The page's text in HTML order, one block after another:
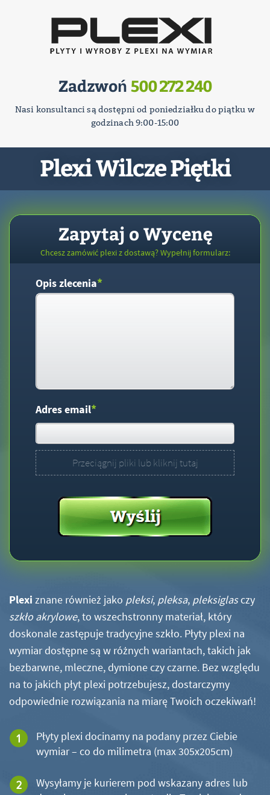
Zadzwoń 500 272 240
Nasi konsultanci są dostępni od poniedziałku do piątku w
godzinach 9:00-15:00
Plexi Wilcze Piętki
Zapytaj o Wycenę
Chcesz zamówić plexi z dostawą? Wypełnij formularz:
Opis zlecenia*
Adres email*
Przeciągnij pliki lub kliknij tutaj
Plexi znane również jako pleksi, pleksa, pleksiglasczy
szkło akrylowe, to wszechstronny materiał, który
doskonale zastępuje tradycyjne szkło. Płyty plexi na
wymiar dostępne są w różnych wariantach, takich jak
bezbarwne, mleczne, dymione czy czarne. Bez względu
na to jakich płyt plexi potrzebujesz, dostarczymy
odpowiednie rozwiązania na miarę Twoich oczekiwań!
Płyty plexi docinamy na podany przez Ciebie
wymiar – co do milimetra (max 305x205cm)
Wysyłamy je kurierem pod wskazany adres lub